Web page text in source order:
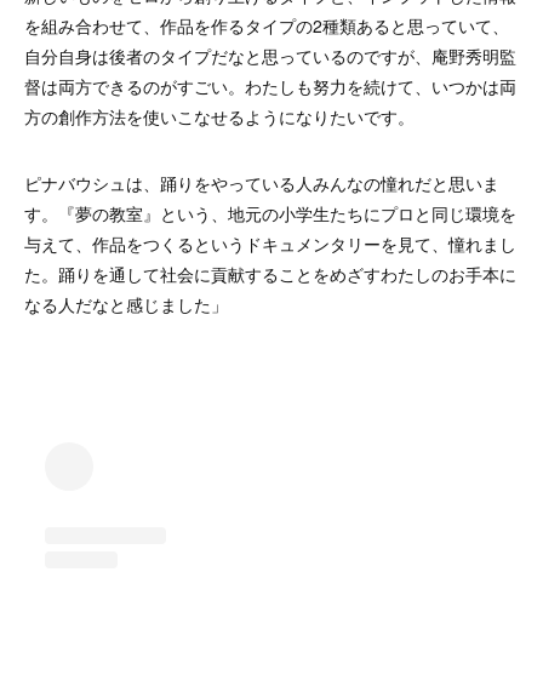
を組み合わせて、作品を作るタイプの2種類あると思っていて、
自分自身は後者のタイプだなと思っているのですが、庵野秀明監
督は両方できるのがすごい。わたしも努力を続けて、いつかは両
方の創作方法を使いこなせるようになりたいです。
ピナバウシュは、踊りをやっている人みんなの憧れだと思いま
す。『夢の教室』という、地元の小学生たちにプロと同じ環境を
与えて、作品をつくるというドキュメンタリーを見て、憧れまし
た。踊りを通して社会に貢献することをめざすわたしのお手本に
なる人だなと感じました」